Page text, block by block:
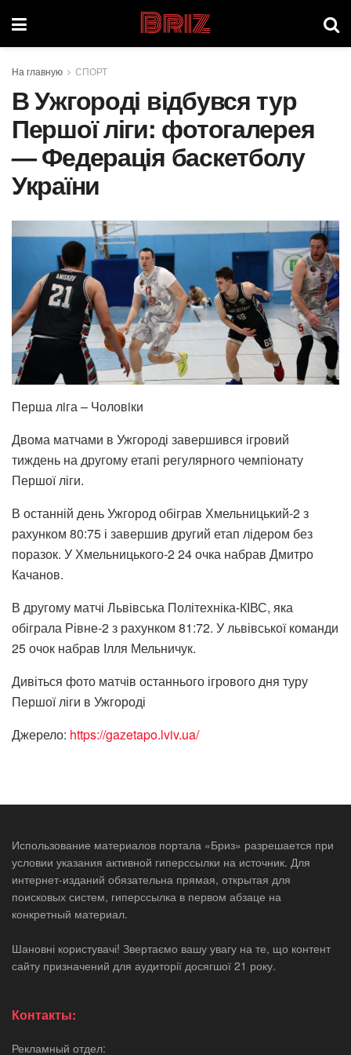
Briz
На главную СПОРТ
В Ужгороді відбувся тур
Першої ліги: фотогалерея
— Федерація баскетболу
України
Перша лiга – Чоловiки
Двома матчами в Ужгороді завершився ігровий
тиждень на другому етапі регулярного чемпіонату
Першої ліги.
В останній день Ужгород обіграв Хмельницький-2 з
рахунком 80:75 і завершив другий етап лідером без
поразок. У Хмельницького-2 24 очка набрав Дмитро
Качанов.
В другому матчі Львівська Політехніка-КІВС, яка
обіграла Рівне-2 з рахунком 81:72. У львівської команди
25 очок набрав Ілля Мельничук.
Дивіться фото матчів останнього ігрового дня туру
Першої ліги в Ужгороді
Джерело: https://gazetapo.lviv.ua/
Использование материалов портала «Бриз» разрешается при
условии указания активной гиперссылки на источник. Для
интернет-изданий обязательна прямая, открытая для
поисковых систем, гиперссылка в первом абзаце на
конкретный материал.
Шановні користувачі! Звертаємо вашу увагу на те, що контент
сайту призначений для аудиторії досягшої 21 року.
Контакты:
Рекламный отдел: